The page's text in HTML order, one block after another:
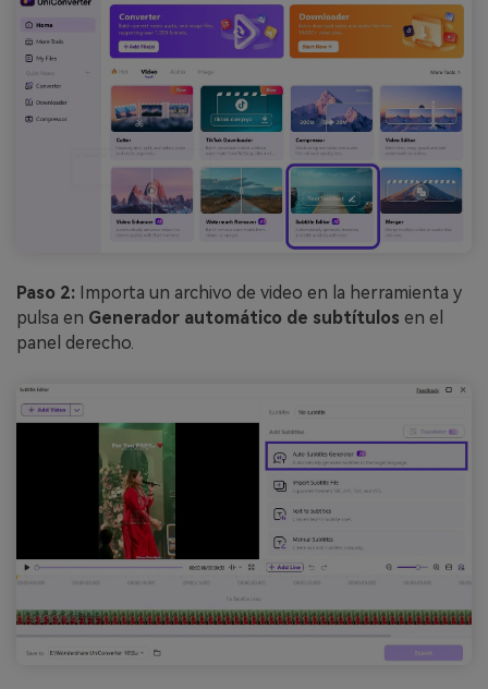
Paso 2: Importa un archivo de video en la herramienta y
pulsa en Generador automático de subtítulos en el
panel derecho.